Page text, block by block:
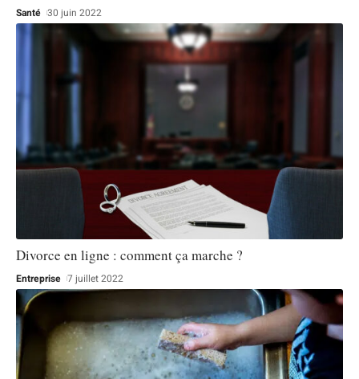
Santé 30 juin 2022
Divorce en ligne : comment ça marche ?
Entreprise 7 juillet 2022